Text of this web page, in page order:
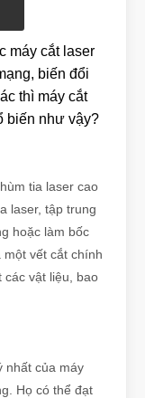
máy cắt laser
biến đổi
thì máy cắt
biến như vậy?
tia laser cao
laser, tập trung
hoặc làm bốc
vết cắt chính
các vật liệu, bao
nhất của máy
Họ có thể đạt